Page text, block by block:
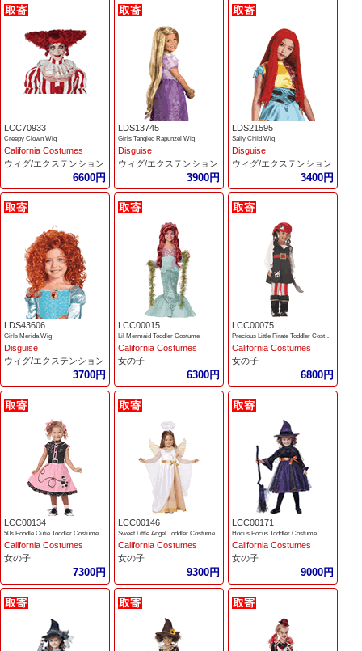
LCC70933
Creepy Clown Wig
California Costumes
ウィグ/エクステンション
6600円
LDS13745
Girls Tangled Rapunzel Wig
Disguise
ウィグ/エクステンション
3900円
LDS21595
Sally Child Wig
Disguise
ウィグ/エクステンション
3400円
LDS43606
Girls Merida Wig
Disguise
ウィグ/エクステンション
3700円
LCC00015
Lil Mermaid Toddler Costume
California Costumes
女の子
6300円
LCC00075
Precious Little Pirate Toddler Costume
California Costumes
女の子
6800円
LCC00134
50s Poodle Cutie Toddler Costume
California Costumes
女の子
7300円
LCC00146
Sweet Little Angel Toddler Costume
California Costumes
女の子
9300円
LCC00171
Hocus Pocus Toddler Costume
California Costumes
女の子
9000円